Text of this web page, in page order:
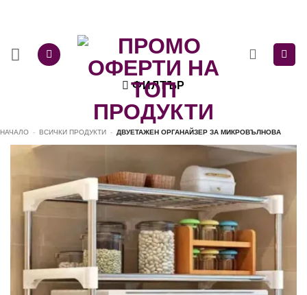
ФИЛТЪР
НАЧАЛО - ВСИЧКИ ПРОДУКТИ - ДВУЕТАЖЕН ОРГАНАЙЗЕР ЗА МИКРОВЪЛНОВА